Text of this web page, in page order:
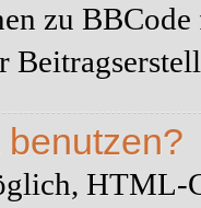
zu
HTML-